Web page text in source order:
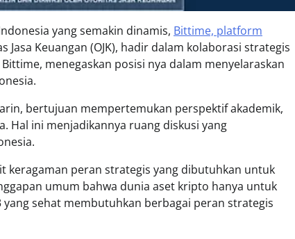
yang semakin dinamis, Bittime, platform
Jasa Keuangan (OJK), hadir dalam kolaborasi strategis
menegaskan posisi nya dalam menyelaraskan
bertujuan mempertemukan perspektif akademik,
Hal ini menjadikannya ruang diskusi yang
keragaman peran strategis yang dibutuhkan untuk
umum bahwa dunia aset kripto hanya untuk
sehat membutuhkan berbagai peran strategis